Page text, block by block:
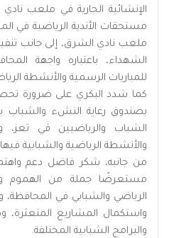
الإنشائية الجارية في ملعب
مستحقات الأندية الرياضية في
ملعب نادي الشرق، إلى جانب
الشهداء، باعتباره واجهة
للمباريات الرسمية والأنشطة
كما شدد البكري على ضرورة
بصندوق رعاية النشء والشباب
الشباب والرياضيين في تعز،
والأنشطة الرياضية والشبابية
من جانبه، شكر فاضل دعم
مستعرضًا جملة من الهموم
الرياضي والشبابي في المحافظة،
واستكمال المشاريع المتعثرة،
والبرامج الشبابية المختلفة.